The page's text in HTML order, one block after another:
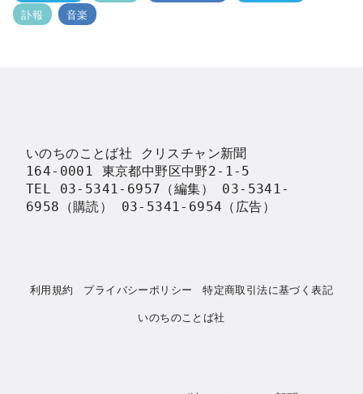
訃報
音楽
いのちのことば社 クリスチャン新聞
164-0001 東京都中野区中野2-1-5
TEL 03-5341-6957（編集） 03-5341-
6958（購読） 03-5341-6954（広告）
利用規約 プライバシーポリシー
特定商取引法に基づく表記
いのちのことば社